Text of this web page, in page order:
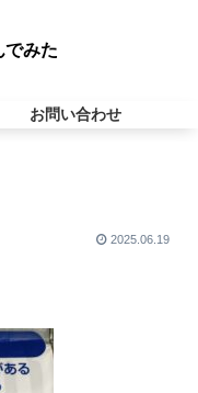
でみた
お問い合わせ
2025.06.19